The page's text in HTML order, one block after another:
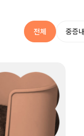
전체 중증